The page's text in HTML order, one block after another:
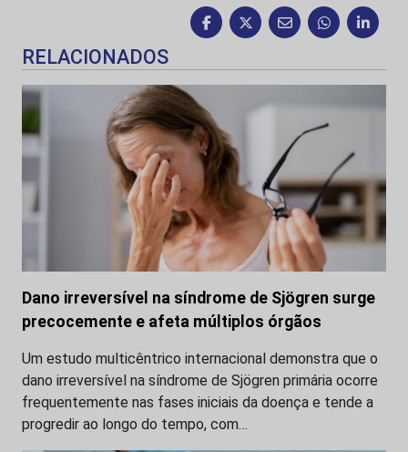
RELACIONADOS
Dano irreversível na síndrome de Sjögren surge
precocemente e afeta múltiplos órgãos
Um estudo multicêntrico internacional demonstra que o
dano irreversível na síndrome de Sjögren primária ocorre
frequentemente nas fases iniciais da doença e tende a
progredir ao longo do tempo, com…